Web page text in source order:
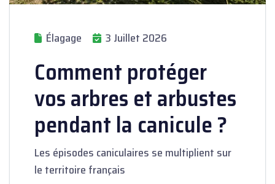
Élagage 3 Juillet 2026
Comment protéger
vos arbres et arbustes
pendant la canicule ?
Les épisodes caniculaires se multiplient sur
le territoire français